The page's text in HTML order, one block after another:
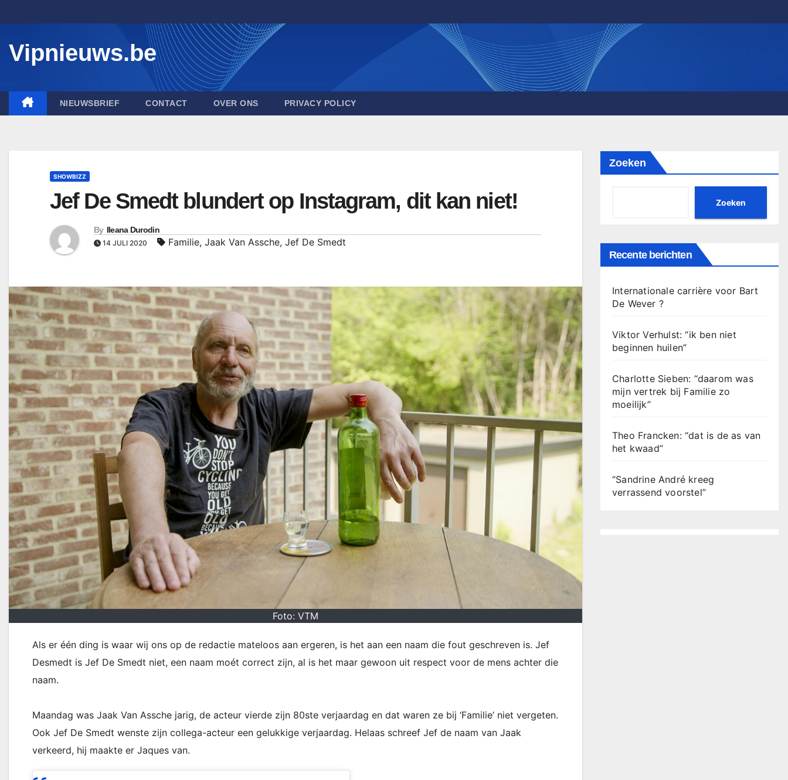
to
Vipnieuws.be
NIEUWSBRIEF CONTACT OVER ONS PRIVACY POLICY
SHOWBIZZ
Jef De Smedt blundert op Instagram, dit kan niet!
By Ileana Durodin
14 JULI 2020 Familie, Jaak Van Assche, Jef De Smedt
Foto: VTM
Als er één ding is waar wij ons op de redactie mateloos aan ergeren, is het aan een naam die fout geschreven is. Jef
Desmedt is Jef De Smedt niet, een naam moét correct zijn, al is het maar gewoon uit respect voor de mens achter die
naam.
Maandag was Jaak Van Assche jarig, de acteur vierde zijn 80ste verjaardag en dat waren ze bij ‘Familie’ niet vergeten.
Ook Jef De Smedt wenste zijn collega-acteur een gelukkige verjaardag. Helaas schreef Jef de naam van Jaak
verkeerd, hij maakte er Jaques van.
Zoeken
Zoeken
Recente berichten
Internationale carrière voor Bart
De Wever ?
Viktor Verhulst: “ik ben niet
beginnen huilen”
Charlotte Sieben: “daarom was
mijn vertrek bij Familie zo
moeilijk”
Theo Francken: “dat is de as van
het kwaad”
“Sandrine André kreeg
verrassend voorstel”